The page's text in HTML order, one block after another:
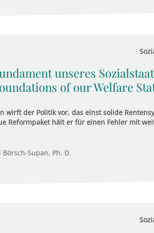
unseres
of our Welfare
wirft der Politik vor, das einst solide
Reformpaket hält er für einen Fehler mit
Supan, Ph. D.